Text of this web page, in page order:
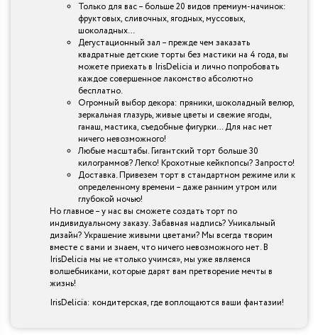
Только для вас – больше 20 видов премиум-начинок:
фруктовых, сливочных, ягодных, муссовых,
шоколадных…
Дегустационный зал – прежде чем заказать
квадратные детские торты без мастики на 4 года, вы
можете приехать в IrisDelicia и лично попробовать
каждое совершенное лакомство абсолютно
бесплатно.
Огромный выбор декора: пряники, шоколадный велюр,
зеркальная глазурь, живые цветы и свежие ягоды,
ганаш, мастика, съедобные фигурки… Для нас нет
ничего невозможного!
Любые масштабы. Гигантский торт больше 30
килограммов? Легко! Крохотные кейкпопсы? Запросто!
Доставка. Привезем торт в стандартном режиме или к
определенному времени – даже ранним утром или
глубокой ночью!
Но главное – у нас вы сможете создать торт по
индивидуальному заказу. Забавная надпись? Уникальный
дизайн? Украшение живыми цветами? Мы всегда творим
вместе с вами и знаем, что ничего невозможного нет. В
IrisDelicia мы не «только учимся», мы уже являемся
волшебниками, которые дарят вам претворение мечты в
жизнь!
IrisDelicia: кондитерская, где воплощаются ваши фантазии!